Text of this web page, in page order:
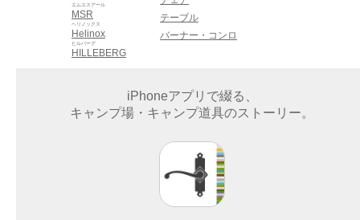
MSR
エムエスアール
Helinox
ヘリノックス
HILLEBERG
ヒルバーグ
テーブル
バーナー・コンロ
iPhoneアプリで綴る、
キャンプ場・キャンプ道具のストーリー。